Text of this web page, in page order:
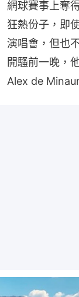
網球賽事上奪
狂熱份子，即
演唱會，但也
開騷前一晚，
Alex de